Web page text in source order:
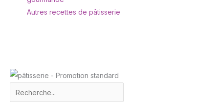
Autres recettes de pâtisserie